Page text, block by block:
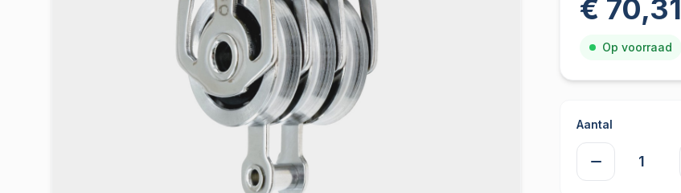
€ 70,31
Op voorraad
Aantal